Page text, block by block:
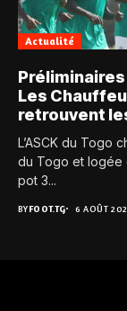
Actualité
Préliminaires
Les
retrouvent
L’ASCK du Togo
du Togo et logée
pot 3...
BYFOOT.TG 6 AOÛT